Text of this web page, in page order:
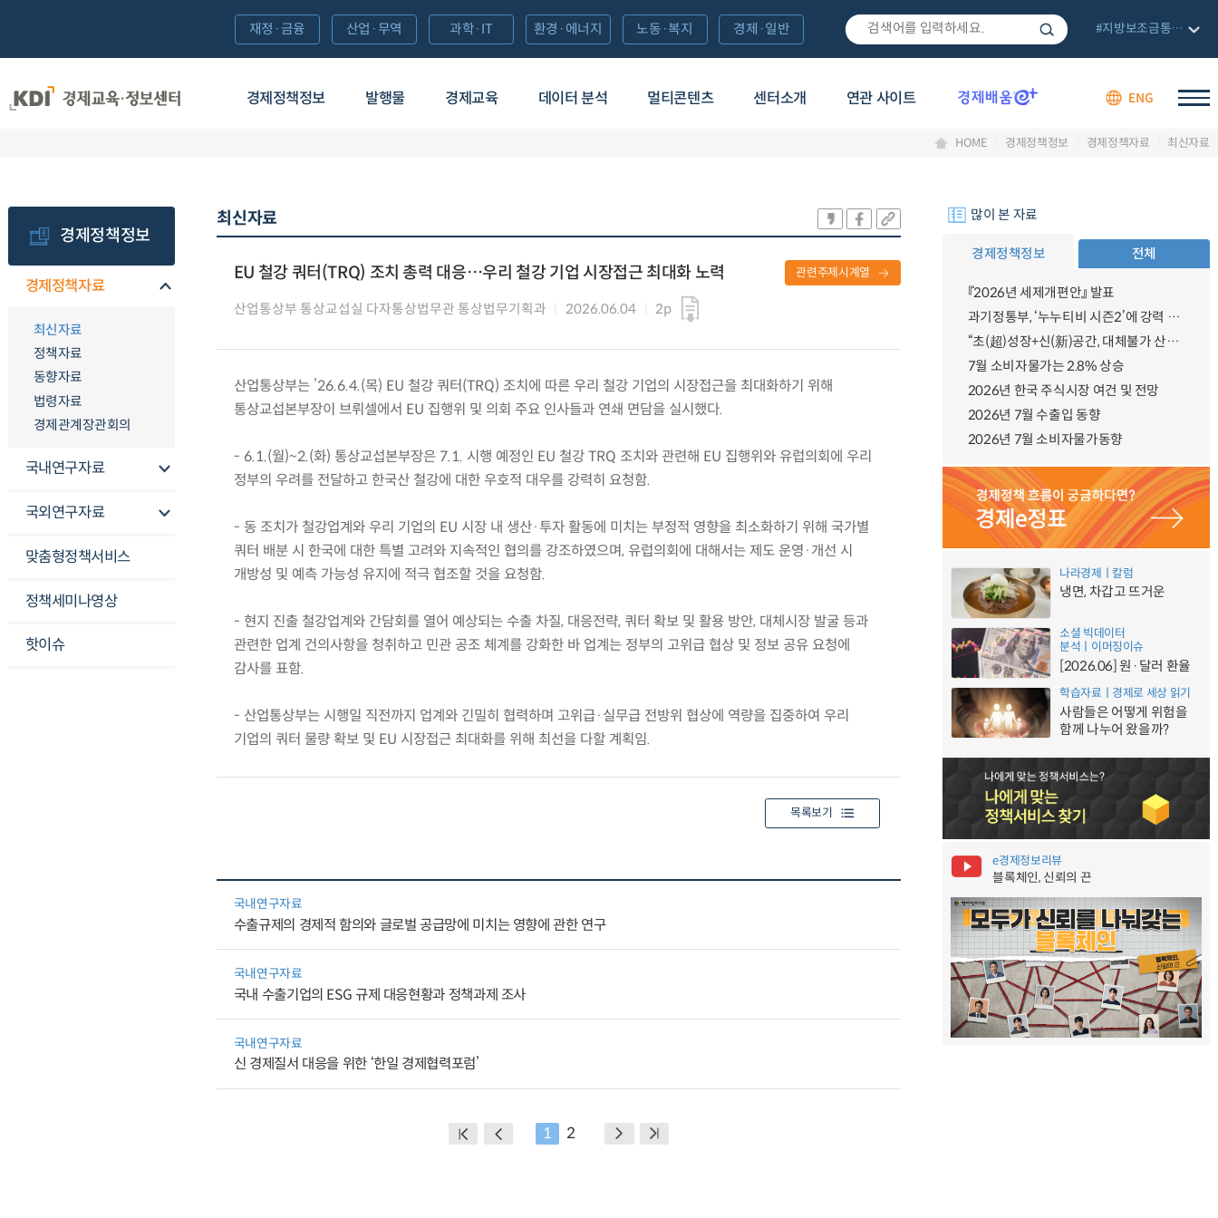
경제정책정보 발행물 경제교육 데이터 분석 멀티콘텐츠 센터소개 연관 사이트 ENG
재정·금융 산업·무역 과학·IT 환경·에너지 노동·복지 경제·일반 #지방보조금통합관리망
HOME 경제정책정보 경제정책자료 최신자료
경제정책정보
경제정책자료
최신자료
정책자료
동향자료
법령자료
경제관계장관회의
국내연구자료
국외연구자료
맞춤형정책서비스
정책세미나영상
핫이슈
최신자료
EU 철강 쿼터(TRQ) 조치 총력 대응…우리 철강 기업 시장접근 최대화 노력
산업통상부 통상교섭실 다자통상법무관 통상법무기획과 2026.06.04 2p
관련주제시계열
산업통상부는 ’26.6.4.(목) EU 철강 쿼터(TRQ) 조치에 따른 우리 철강 기업의 시장접근을 최대화하기 위해
통상교섭본부장이 브뤼셀에서 EU 집행위 및 의회 주요 인사들과 연쇄 면담을 실시했다.
- 6.1.(월)~2.(화) 통상교섭본부장은 7.1. 시행 예정인 EU 철강 TRQ 조치와 관련해 EU 집행위와 유럽의회에 우리
정부의 우려를 전달하고 한국산 철강에 대한 우호적 대우를 강력히 요청함.
- 동 조치가 철강업계와 우리 기업의 EU 시장 내 생산·투자 활동에 미치는 부정적 영향을 최소화하기 위해 국가별
쿼터 배분 시 한국에 대한 특별 고려와 지속적인 협의를 강조하였으며, 유럽의회에 대해서는 제도 운영·개선 시
개방성 및 예측 가능성 유지에 적극 협조할 것을 요청함.
- 현지 진출 철강업계와 간담회를 열어 예상되는 수출 차질, 대응전략, 쿼터 확보 및 활용 방안, 대체시장 발굴 등과
관련한 업계 건의사항을 청취하고 민관 공조 체계를 강화한 바 업계는 정부의 고위급 협상 및 정보 공유 요청에
감사를 표함.
- 산업통상부는 시행일 직전까지 업계와 긴밀히 협력하며 고위급·실무급 전방위 협상에 역량을 집중하여 우리
기업의 쿼터 물량 확보 및 EU 시장접근 최대화를 위해 최선을 다할 계획임.
목록보기
국내연구자료
수출규제의 경제적 함의와 글로벌 공급망에 미치는 영향에 관한 연구
국내연구자료
국내 수출기업의 ESG 규제 대응현황과 정책과제 조사
국내연구자료
신 경제질서 대응을 위한 ‘한일 경제협력포럼’
1 2
많이 본 자료
경제정책정보 전체
『2026년 세제개편안』 발표
과기정통부, ‘누누티비 시즌2’에 강력 대응 의지 밝혀
“초(超)성장+신(新)공간, 대체불가 산업강국”
7월 소비자물가는 2.8% 상승
2026년 한국 주식시장 여건 및 전망
2026년 7월 수출입 동향
2026년 7월 소비자물가동향
나라경제ㅣ칼럼
냉면, 차갑고 뜨거운
소셜 빅데이터
분석ㅣ이머징이슈
[2026.06] 원·달러 환율
학습자료ㅣ경제로 세상 읽기
사람들은 어떻게 위험을
함께 나누어 왔을까?
e경제정보리뷰
블록체인, 신뢰의 끈